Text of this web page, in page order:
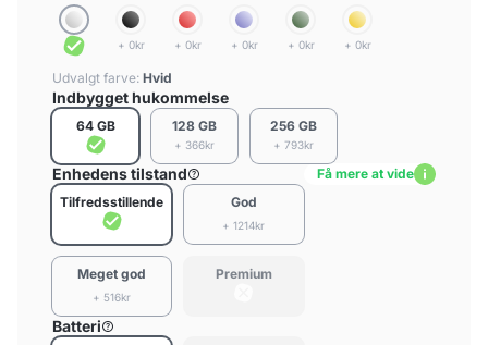
+ 0kr + 0kr + 0kr + 0kr + 0kr
Udvalgt farve: Hvid
Indbygget hukommelse
64 GB 128 GB
+ 366kr
256 GB
+ 793kr
Enhedens tilstand
Få mere at vide
Tilfredsstillende
God
+ 1214kr
Meget god
+ 516kr
Premium
Batteri